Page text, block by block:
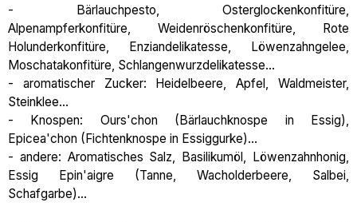
- Bärlauchpesto, Osterglockenkonfitüre,
Alpenampferkonfitüre, Weidenröschenkonfitüre, Rote
Holunderkonfitüre, Enziandelikatesse, Löwenzahngelee,
Moschatakonfitüre, Schlangenwurzdelikatesse...
- aromatischer Zucker: Heidelbeere, Apfel, Waldmeister,
Steinklee...
- Knospen: Ours'chon (Bärlauchknospe in Essig),
Epicea'chon (Fichtenknospe in Essiggurke)...
- andere: Aromatisches Salz, Basilikumöl, Löwenzahnhonig,
Essig Epin'aigre (Tanne, Wacholderbeere, Salbei,
Schafgarbe)...